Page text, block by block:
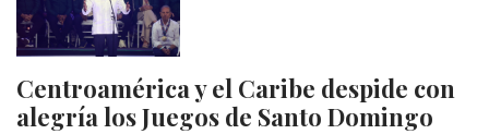
Centroamérica y el Caribe despide con
alegría los Juegos de Santo Domingo